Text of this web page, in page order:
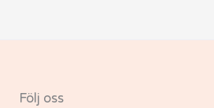
Följ oss